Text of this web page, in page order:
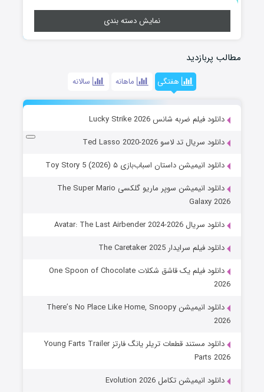
نمایش دسته بندی
مطالب پربازدید
هفتگی ماهانه سالانه
دانلود فیلم ضربه شانس Lucky Strike 2026
دانلود سریال تد لاسو Ted Lasso 2020-2026
دانلود انیمیشن داستان اسباب‌بازی ۵ Toy Story 5 (2026)
دانلود انیمیشن سوپر ماریو گلکسی The Super Mario
Galaxy 2026
دانلود سریال Avatar: The Last Airbender 2024-2026
دانلود فیلم سرایدار The Caretaker 2025
دانلود فیلم یک قاشق شکلات One Spoon of Chocolate
2026
دانلود انیمیشن There’s No Place Like Home, Snoopy
2026
دانلود مستند قطعات تریلر یانگ فارتز Young Farts Trailer
Parts 2026
دانلود انیمیشن تکامل Evolution 2026